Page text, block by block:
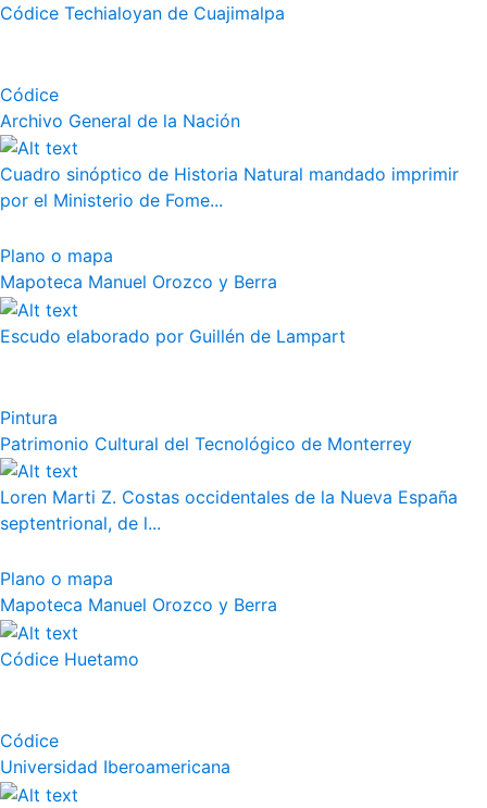
Códice Techialoyan de Cuajimalpa
Códice
Archivo General de la Nación
Cuadro sinóptico de Historia Natural mandado imprimir
por el Ministerio de Fome...
Plano o mapa
Mapoteca Manuel Orozco y Berra
Escudo elaborado por Guillén de Lampart
Pintura
Patrimonio Cultural del Tecnológico de Monterrey
Loren Marti Z. Costas occidentales de la Nueva España
septentrional, de l...
Plano o mapa
Mapoteca Manuel Orozco y Berra
Códice Huetamo
Códice
Universidad Iberoamericana